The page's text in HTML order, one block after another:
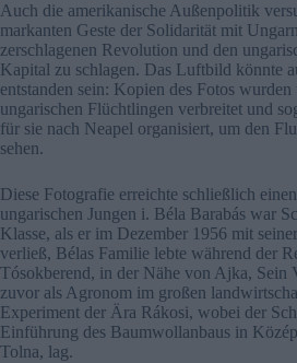
Auch die amerikanische Außenpolitik
markanten Geste der Solidarität mit
zerschlagenen Revolution und den
Kapital zu schlagen. Das Luftbild könnte
entstanden sein: Kopien des Fotos wurden
ungarischen Flüchtlingen verbreitet und
für sie nach Neapel organisiert, um den
sehen.
Diese Fotografie erreichte schließlich
ungarischen Jungen i. Béla Barabás war
Klasse, als er im Dezember 1956 mit
verließ, Bélas Familie lebte während der
Tósokberend, in der Nähe von Ajka, Sein
zuvor als Agronom im großen
Experiment der Ära Rákosi, wobei der
Einführung des Baumwollanbaus in
Tolna, lag.